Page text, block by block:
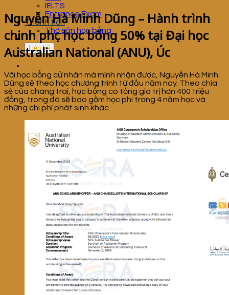
IELTS
Entrance Exam
Thành tích
Thợ săn học bổng
Tin tức
Liên hệ
Nguyễn Hà Minh Dũng – Hành trình
chinh phục học bổng 50% tại Đại học
Australian National (ANU), Úc
Với học bổng cử nhân mà mình nhận được, Nguyễn Hà Minh
Dũng sẽ theo học chương trình từ đầu năm nay. Theo chia
sẻ của chàng trai, học bổng có tổng giá trị hơn 400 triệu
đồng, trong đó sẽ bao gồm học phí trong 4 năm học và
những chi phí phát sinh khác.